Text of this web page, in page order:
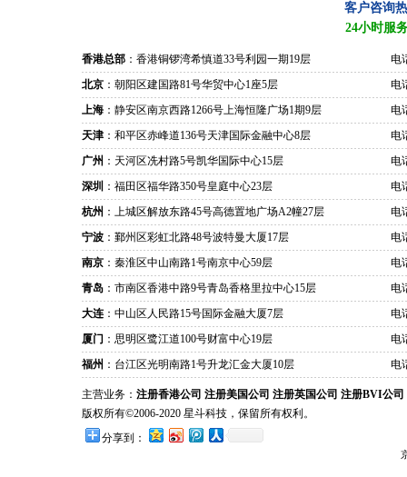
客户咨询
24小时服
香港总部 ：香港铜锣湾希慎道33号利园一期19层
电
北京 ：朝阳区建国路81号华贸中心1座5层
电
上海 ：静安区南京西路1266号上海恒隆广场1期9层
电
天津 ：和平区赤峰道136号天津国际金融中心8层
电
广州 ：天河区冼村路5号凯华国际中心15层
电
深圳 ：福田区福华路350号皇庭中心23层
电
杭州 ：上城区解放东路45号高德置地广场A2幢27层
电
宁波 ：鄞州区彩虹北路48号波特曼大厦17层
电
南京 ：秦淮区中山南路1号南京中心59层
电
青岛 ：市南区香港中路9号青岛香格里拉中心15层
电
大连 ：中山区人民路15号国际金融大厦7层
电
厦门 ：思明区鹭江道100号财富中心19层
电
福州 ：台江区光明南路1号升龙汇金大厦10层 电
主营业务： 注册香港公司 注册美国公司 注册英国公司 注册BVI公司
版权所有©2006-2020 星斗科技，保留所有权利。
分享到：